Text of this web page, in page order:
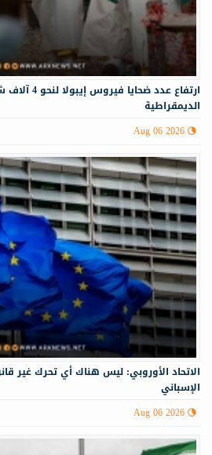
ارتفاع عدد
الديمقراطية
Aug 06 2026
الاتحاد الأوروبي: ليس هناك أي تحرك غير
الإسباني
Aug 06 2026